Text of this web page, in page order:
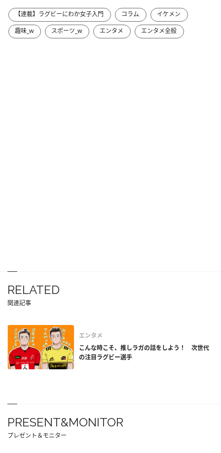
【連載】ラグビーにわか女子入門 コラム
イケメン
趣味_w
スポーツ_w エンタメ エンタメ全般
RELATED
関連記事
エンタメ
こんな時こそ、推しラガの話をしよう！ 次世代
の注目ラグビー選手
PRESENT&MONITOR
プレゼント＆モニター